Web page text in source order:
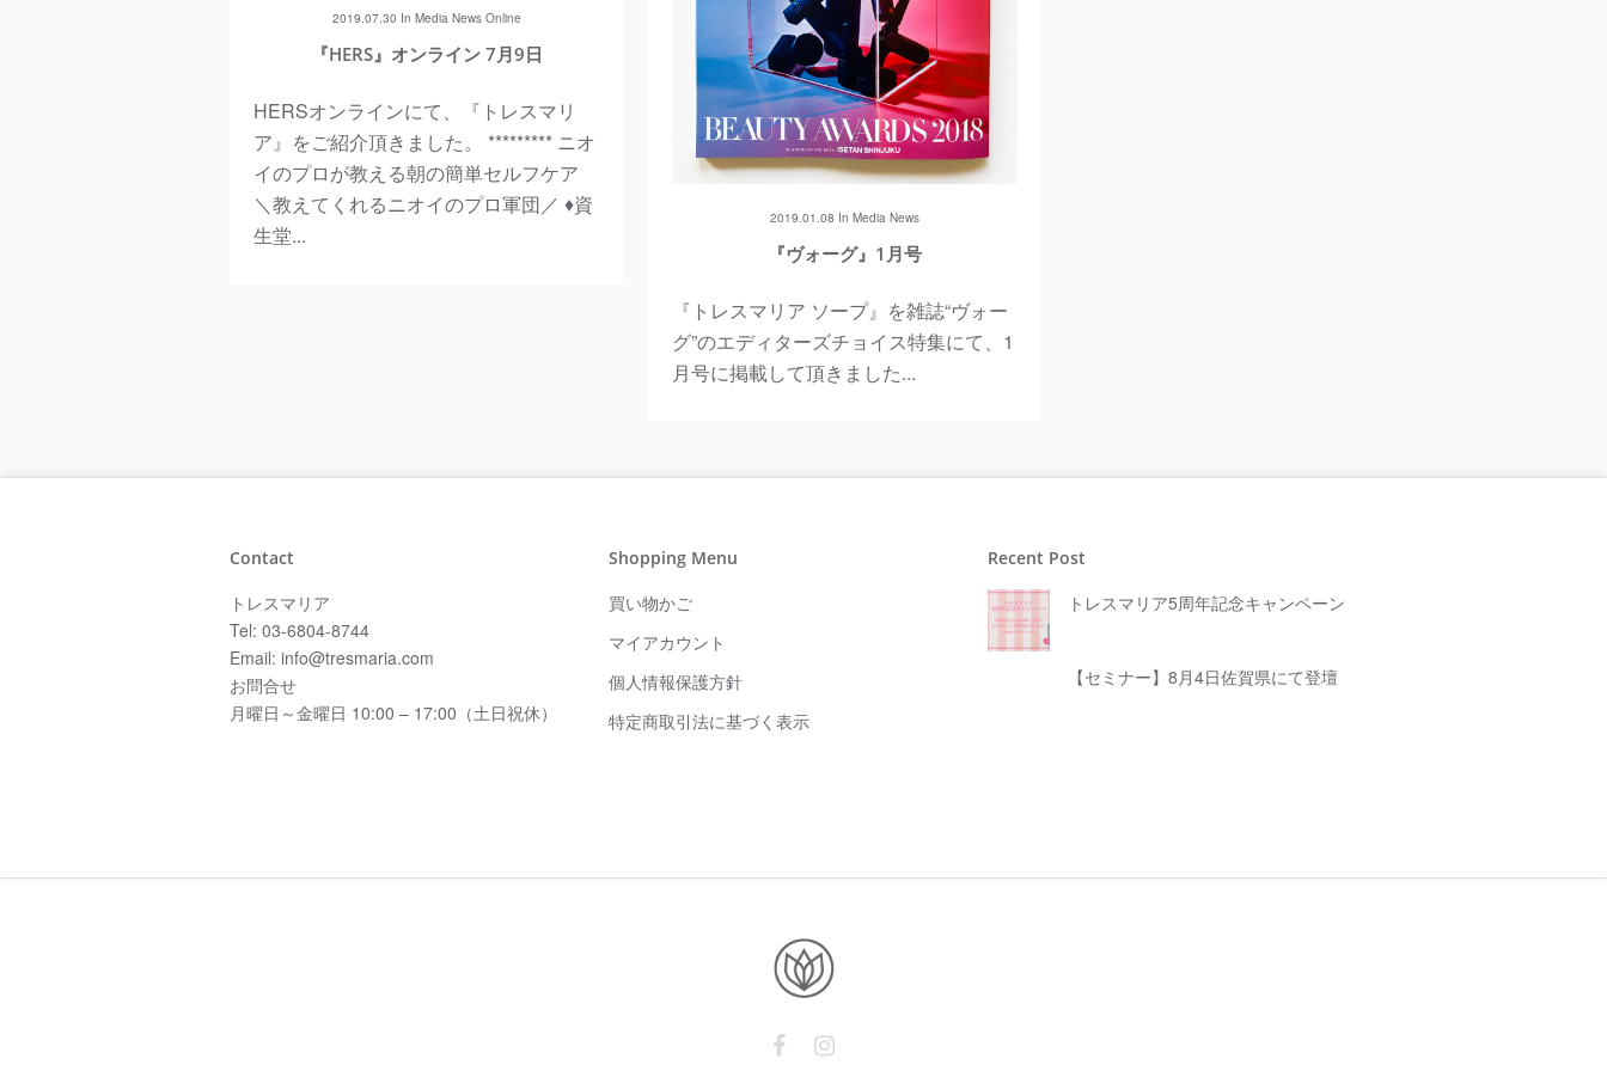
2019.07.30 In Media News Online
『HERS』オンライン 7月9日
HERSオンラインにて、『トレスマリ
ア』をご紹介頂きました。 ********* ニオ
イのプロが教える朝の簡単セルフケア
＼教えてくれるニオイのプロ軍団／ ♦︎資
生堂...
2019.01.08 In Media News
『ヴォーグ』1月号
『トレスマリア ソープ』を雑誌“ヴォー
グ”のエディターズチョイス特集にて、1
月号に掲載して頂きました...
Contact
トレスマリア
Tel: 03-6804-8744
Email: info@tresmaria.com
お問合せ
月曜日～金曜日 10:00 – 17:00（土日祝休）
Shopping Menu
買い物かご
マイアカウント
個人情報保護方針
特定商取引法に基づく表示
Recent Post
トレスマリア5周年記念キャンペーン
【セミナー】8月4日佐賀県にて登壇